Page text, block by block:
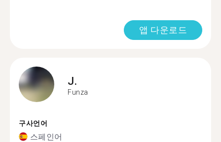
앱 다운로드
J.
Funza
구사언어
스페인어